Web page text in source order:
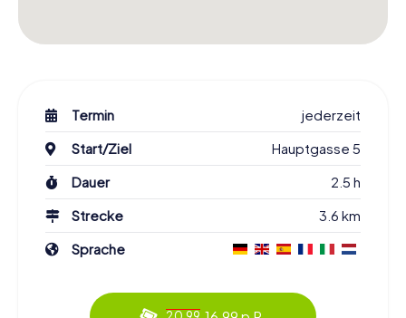
Termin
jederzeit
Start/Ziel
Hauptgasse 5
Dauer
2.5 h
Strecke
3.6 km
Sprache